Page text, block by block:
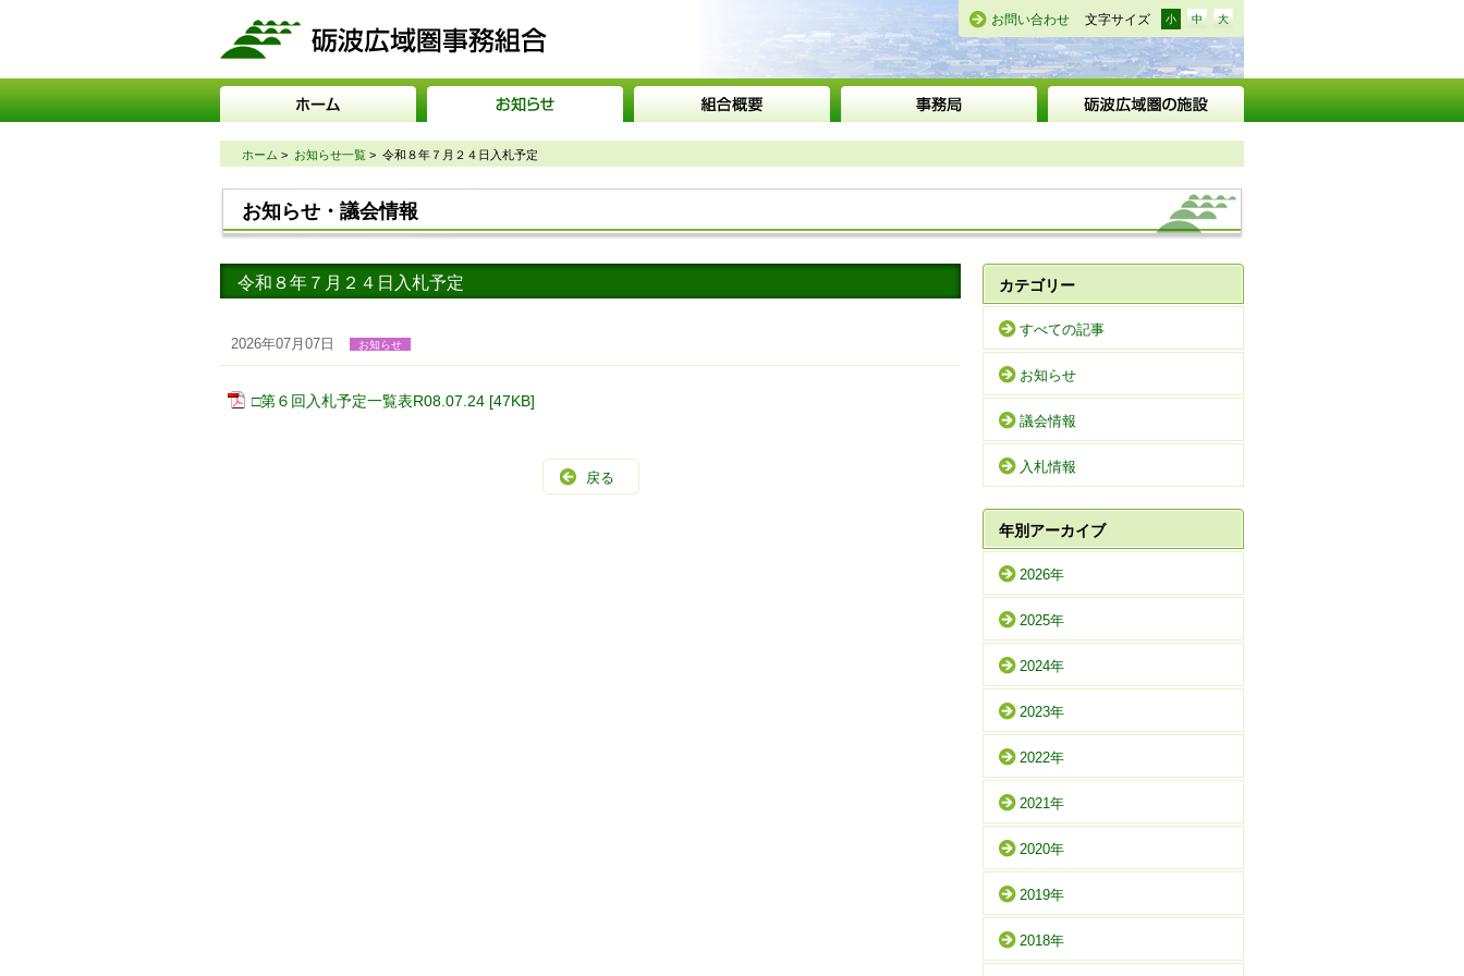
お問い合わせ 文字サイズ 小 中 大
ホーム > お知らせ一覧 > 令和８年７月２４日入札予定
お知らせ・議会情報
令和８年７月２４日入札予定
2026年07月07日 お知らせ
□第６回入札予定一覧表R08.07.24 [47KB]
戻る
カテゴリー
すべての記事
お知らせ
議会情報
入札情報
年別アーカイブ
2026年
2025年
2024年
2023年
2022年
2021年
2020年
2019年
2018年